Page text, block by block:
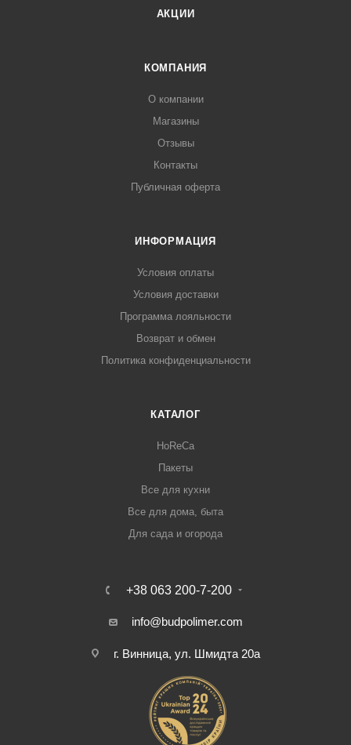
АКЦИИ
КОМПАНИЯ
О компании
Магазины
Отзывы
Контакты
Публичная оферта
ИНФОРМАЦИЯ
Условия оплаты
Условия доставки
Программа лояльности
Возврат и обмен
Политика конфиденциальности
КАТАЛОГ
HoReCa
Пакеты
Все для кухни
Все для дома, быта
Для сада и огорода
+38 063 200-7-200
info@budpolimer.com
г. Винница, ул. Шмидта 20а